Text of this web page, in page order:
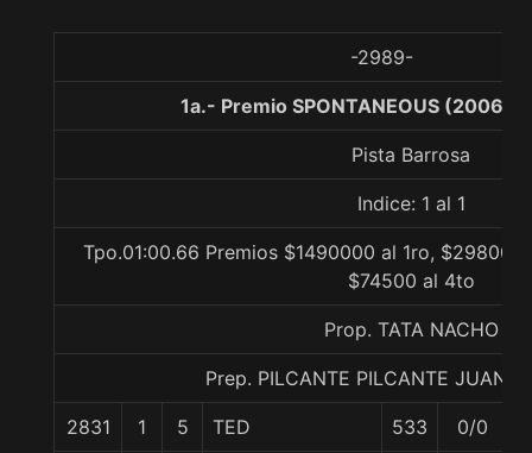
-2989-
1a.- Premio SPONTANEOUS (2006),
Pista Barrosa
Indice: 1 al 1
Tpo.01:00.66 Premios $1490000 al 1ro,
$74500 al 4to
Prop. TATA NACHO
Prep. PILCANTE PILCANTE JUAN
2831 1 5 TED 533 0/0